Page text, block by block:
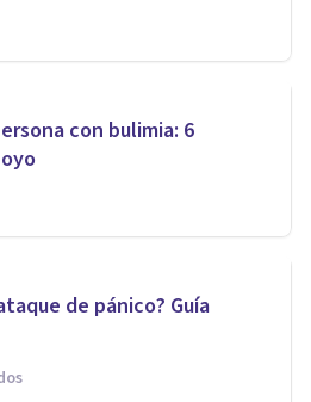
con bulimia: 6
de pánico? Guía